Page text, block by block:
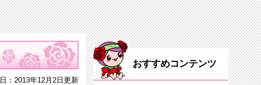
：2013年12月2日更新
おすすめコンテンツ